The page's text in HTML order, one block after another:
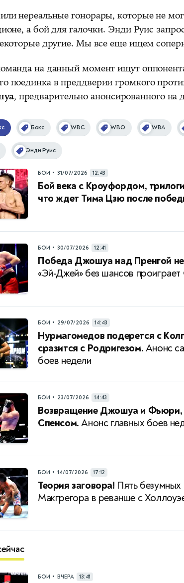
нереальные гонорары, которые не
а бой для галочки. Энди Руис
другие. Мы все еще ищем
на данный момент ищут
поединка в преддверии громкого
, предварительно анонсированного на
Бокс WBC WBO WBA
Энди Руис
БОИ • 31/07/2026 12:43
Бой века с Кроуфордом,
что ждет Тима Цзю после
БОИ • 30/07/2026 12:41
Победа Джошуа над Пренгой
«Эй-Джей» без шансов
БОИ • 29/07/2026 14:43
Нурмагомедов подерется с
сразится с Родригезом. Анонс
боев недели
БОИ • 23/07/2026 14:43
Возвращение Джошуа и Фьюри,
Спенсом. Анонс главных боев
БОИ • 14/07/2026 17:12
Теория заговора! Пять
Макгрегора в реванше с
БОИ • ВЧЕРА 13:41